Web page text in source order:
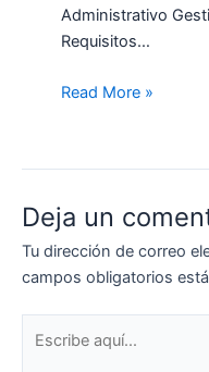
Administrativo
Requisitos…
Read More »
Deja un
Tu dirección de correo
campos obligatorios
aquí...